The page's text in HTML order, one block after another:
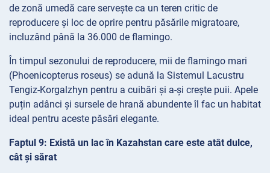
de zonă umedă care servește ca un teren critic de
reproducere și loc de oprire pentru păsările migratoare,
incluzând până la 36.000 de flamingo.
În timpul sezonului de reproducere, mii de flamingo mari
(Phoenicopterus roseus) se adună la Sistemul Lacustru
Tengiz-Korgalzhyn pentru a cuibări și a-și crește puii. Apele
puțin adânci și sursele de hrană abundente îl fac un habitat
ideal pentru aceste păsări elegante.
Faptul 9: Există un lac în Kazahstan care este atât dulce,
cât și sărat